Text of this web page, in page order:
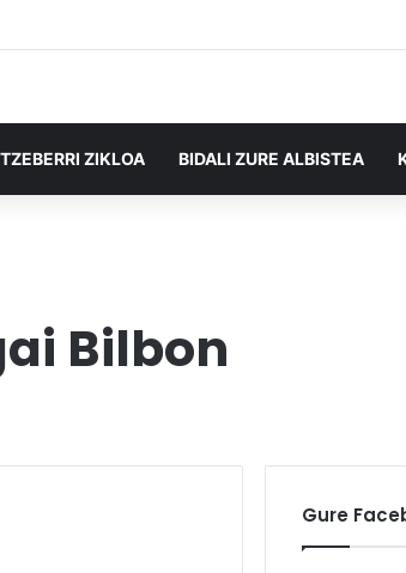
ZIKLOA BIDALI ZURE ALBISTEA
Bilbon
Gure